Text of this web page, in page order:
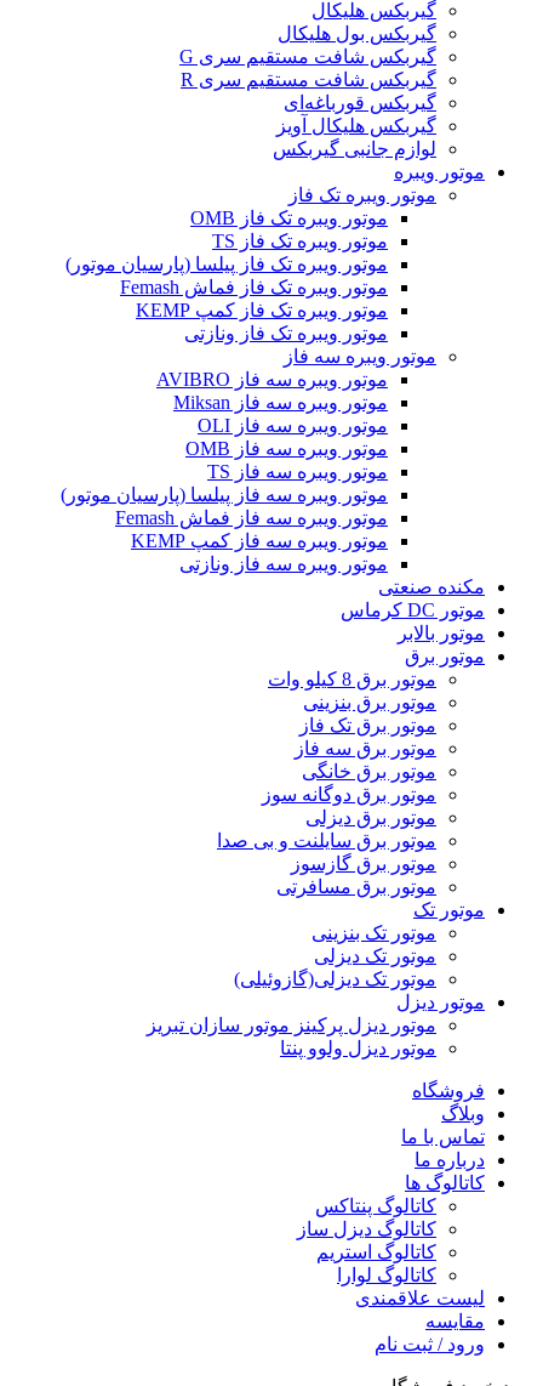
گیربکس هلیکال
گیربکس بول هلیکال
گیربکس شافت مستقیم سری G
گیربکس شافت مستقیم سری R
گیربکس قورباغه‌ای
گیربکس هلیکال آویز
لوازم جانبی گیربکس
موتور ویبره
موتور ویبره تک فاز
موتور ویبره تک فاز OMB
موتور ویبره تک فاز TS
موتور ویبره تک فاز پیلسا (پارسیان موتور)
موتور ویبره تک فاز فماش Femash
موتور ویبره تک فاز کمپ KEMP
موتور ویبره تک فاز ونازتی
موتور ویبره سه فاز
موتور ویبره سه فاز AVIBRO
موتور ویبره سه فاز Miksan
موتور ویبره سه فاز OLI
موتور ویبره سه فاز OMB
موتور ویبره سه فاز TS
موتور ویبره سه فاز پیلسا (پارسیان موتور)
موتور ویبره سه فاز فماش Femash
موتور ویبره سه فاز کمپ KEMP
موتور ویبره سه فاز ونازتی
مکنده صنعتی
موتور DC کرماس
موتور بالابر
موتور برق
موتور برق 8 کیلو وات
موتور برق بنزینی
موتور برق تک فاز
موتور برق سه فاز
موتور برق خانگی
موتور برق دوگانه سوز
موتور برق دیزلی
موتور برق سایلنت و بی صدا
موتور برق گازسوز
موتور برق مسافرتی
موتور تک
موتور تک بنزینی
موتور تک دیزلی
موتور تک دیزلی(گازوئیلی)
موتور دیزل
موتور دیزل پرکینز موتور سازان تبریز
موتور دیزل ولوو پنتا
فروشگاه
وبلاگ
تماس با ما
درباره ما
کاتالوگ ها
کاتالوگ پنتاکس
کاتالوگ دیزل ساز
کاتالوگ استریم
کاتالوگ لوارا
لیست علاقمندی
مقایسه
ورود / ثبت نام